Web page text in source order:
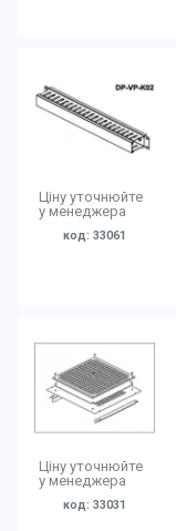
Ціну уточнюйте
у менеджера
код: 33061
Ціну уточнюйте
у менеджера
код: 33031